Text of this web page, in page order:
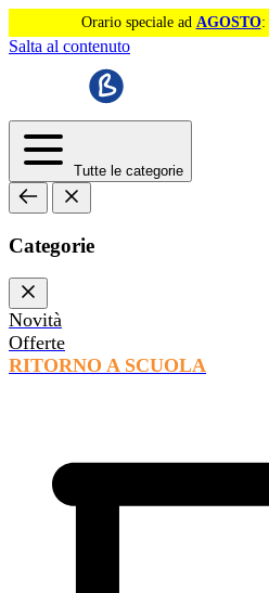
Orario speciale ad AGOSTO:
Salta al contenuto
Tutte le categorie
Categorie
Novità
Offerte
RITORNO A SCUOLA